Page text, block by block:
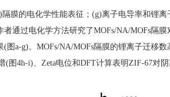
的电化学性能表征；(g)离子电导率和锂离
过电化学方法研究了MOFs/NA/MOFs隔膜
(图a-g)。MOFs/NA/MOFs隔膜的锂离子迁移
(图4h-i)、Zeta电位和DFT计算表明ZIF-67对